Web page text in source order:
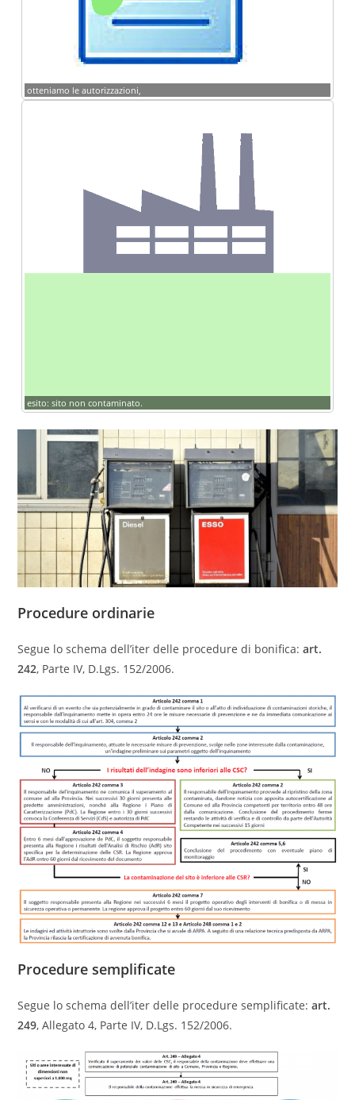
otteniamo le autorizzazioni,
esito: sito non contaminato.
Procedure ordinarie
Segue lo schema dell’iter delle procedure di bonifica:art.
242, Parte IV, D.Lgs. 152/2006.
Procedure semplificate
Segue lo schema dell’iter delle procedure semplificate:art.
249, Allegato 4, Parte IV, D.Lgs. 152/2006.